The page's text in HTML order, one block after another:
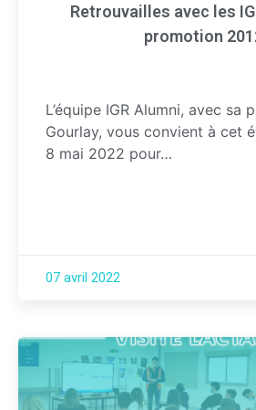
Retrouvailles avec les
promotion
L’équipe IGR Alumni, avec sa
Gourlay, vous convient à cet
8 mai 2022 pour…
07 avril 2022